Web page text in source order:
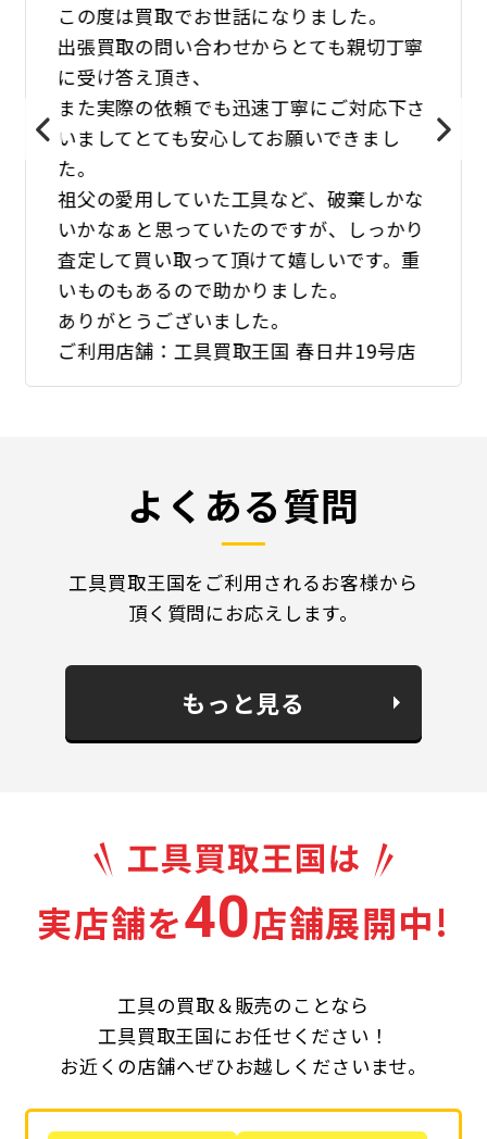
この度は買取でお世話になりました。
出張買取の問い合わせからとても親切丁寧
に受け答え頂き、
また実際の依頼でも迅速丁寧にご対応下さ
いましてとても安心してお願いできまし
た。
祖父の愛用していた工具など、破棄しかな
いかなぁと思っていたのですが、しっかり
査定して買い取って頂けて嬉しいです。重
いものもあるので助かりました。
ありがとうございました。
ご利用店舗：工具買取王国 春日井19号店
よくある質問
工具買取王国をご利用されるお客様から
頂く質問にお応えします。
もっと見る
実店舗を40店舗展開中!
工具の買取＆販売のことなら
工具買取王国にお任せください！
お近くの店舗へぜひお越しくださいませ。